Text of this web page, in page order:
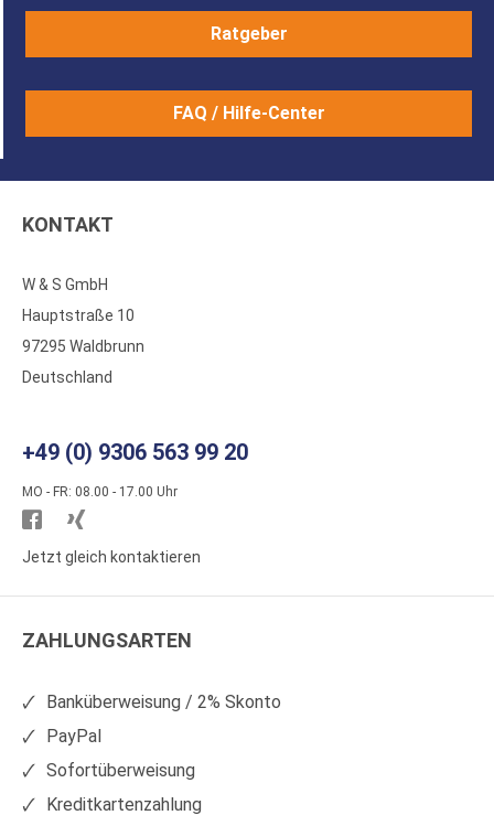
Ratgeber
FAQ / Hilfe-Center
KONTAKT
W & S GmbH
Hauptstraße 10
97295 Waldbrunn
Deutschland
+49 (0) 9306 563 99 20
MO - FR: 08.00 - 17.00 Uhr
Besuchen
Sie
auf
Sie
auf
Jetzt gleich kontaktieren
ZAHLUNGSARTEN
Banküberweisung / 2% Skonto
PayPal
Sofortüberweisung
Kreditkartenzahlung